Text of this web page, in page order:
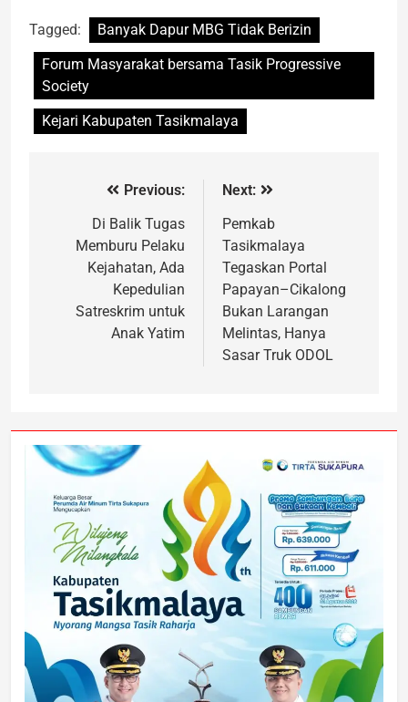
Tagged:
Banyak Dapur MBG Tidak Berizin
Forum Masyarakat bersama Tasik Progressive
Society
Kejari Kabupaten Tasikmalaya
Previous:
Di Balik Tugas
Memburu Pelaku
Kejahatan, Ada
Kepedulian
Satreskrim untuk
Anak Yatim
Next:
Pemkab
Tasikmalaya
Tegaskan Portal
Papayan–Cikalong
Bukan Larangan
Melintas, Hanya
Sasar Truk ODOL